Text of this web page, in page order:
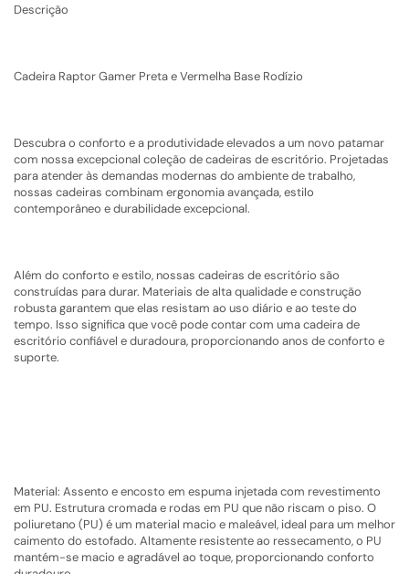
Descrição
Cadeira Raptor Gamer Preta e Vermelha Base Rodízio
Descubra o conforto e a produtividade elevados a um novo patamar
com nossa excepcional coleção de cadeiras de escritório. Projetadas
para atender às demandas modernas do ambiente de trabalho,
nossas cadeiras combinam ergonomia avançada, estilo
contemporâneo e durabilidade excepcional.
Além do conforto e estilo, nossas cadeiras de escritório são
construídas para durar. Materiais de alta qualidade e construção
robusta garantem que elas resistam ao uso diário e ao teste do
tempo. Isso significa que você pode contar com uma cadeira de
escritório confiável e duradoura, proporcionando anos de conforto e
suporte.
Material: Assento e encosto em espuma injetada com revestimento
em PU. Estrutura cromada e rodas em PU que não riscam o piso. O
poliuretano (PU) é um material macio e maleável, ideal para um melhor
caimento do estofado. Altamente resistente ao ressecamento, o PU
mantém-se macio e agradável ao toque, proporcionando conforto